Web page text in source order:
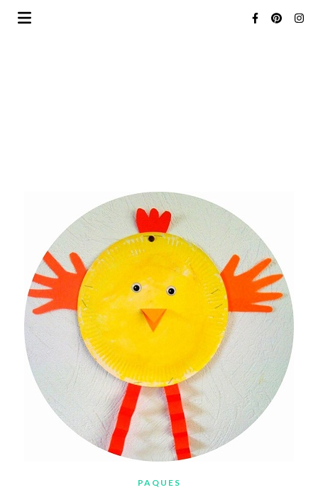
PAQUES